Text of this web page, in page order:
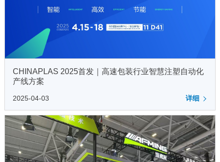
CHINAPLAS 2025首发｜高速包装行业智慧注塑自动化
产线方案
2025-04-03 详细